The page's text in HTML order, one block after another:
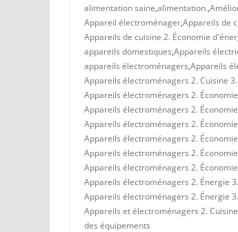
alimentation saine,alimentation.,
Appareil électroménager,Appareils de
Appareils de cuisine 2. Économie
appareils domestiques,Appareils
appareils électroménagers,Appareils
Appareils électroménagers 2. Cuisine
Appareils électroménagers 2.
Appareils électroménagers 2.
Appareils électroménagers 2.
Appareils électroménagers 2.
Appareils électroménagers 2.
Appareils électroménagers 2.
Appareils électroménagers 2. Énergie
Appareils électroménagers 2. Énergie
Appareils et électroménagers 2.
des équipements